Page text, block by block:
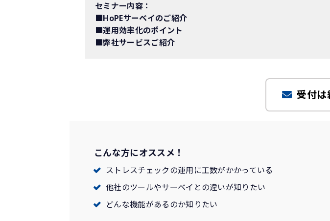
セミナー内容：
■HoPEサーベイのご紹介
■運用効率化のポイント
■弊社サービスご紹介
受付は
こんな方にオススメ！
ストレスチェックの運用に工数がかかっている​
他社のツールやサーベイとの違いが知りたい
どんな機能があるのか知りたい​